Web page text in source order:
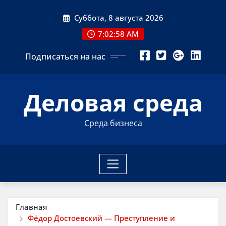
Суббота, 8 августа 2026
7:02:59 AM
Подписаться на нас
Деловая среда
Среда бизнеса
Главная
Фёдор Достоевский — Преступление и